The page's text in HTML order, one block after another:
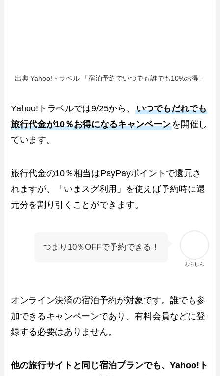
出典 Yahoo!トラベル 「宿泊予約でいつでも誰でも10%お得」
Yahoo!トラベルでは9/25から、いつでもだれでも
旅行代金が10％お得になるキャンペーンを開催し
ています。
旅行代金の10％相当はPayPayポイントで還元さ
れますが、「いまスグ利用」を使えば予約時に還
元分を割り引くことができます。
むらしん
つまり10％OFFで予約できる！
オンライン決済の宿泊予約が対象です。誰でも参
加できるキャンペーンであり、有料会員などに登
録する必要はありません。
他の旅行サイトと同じ宿泊プランでも、Yahoo!ト